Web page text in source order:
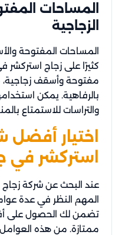
المساحات
الزجاجية
المساحات المفتوحة
كثيرًا على زجاج
مفتوحة وأسقف
بالرفاهية. يمكن
والتراسات للاستمتاع
اختيار أفضل
استركشر في
عند البحث عن شركة
المهم النظر في عدة
تضمن لك الحصول على
ممتازة. من هذه